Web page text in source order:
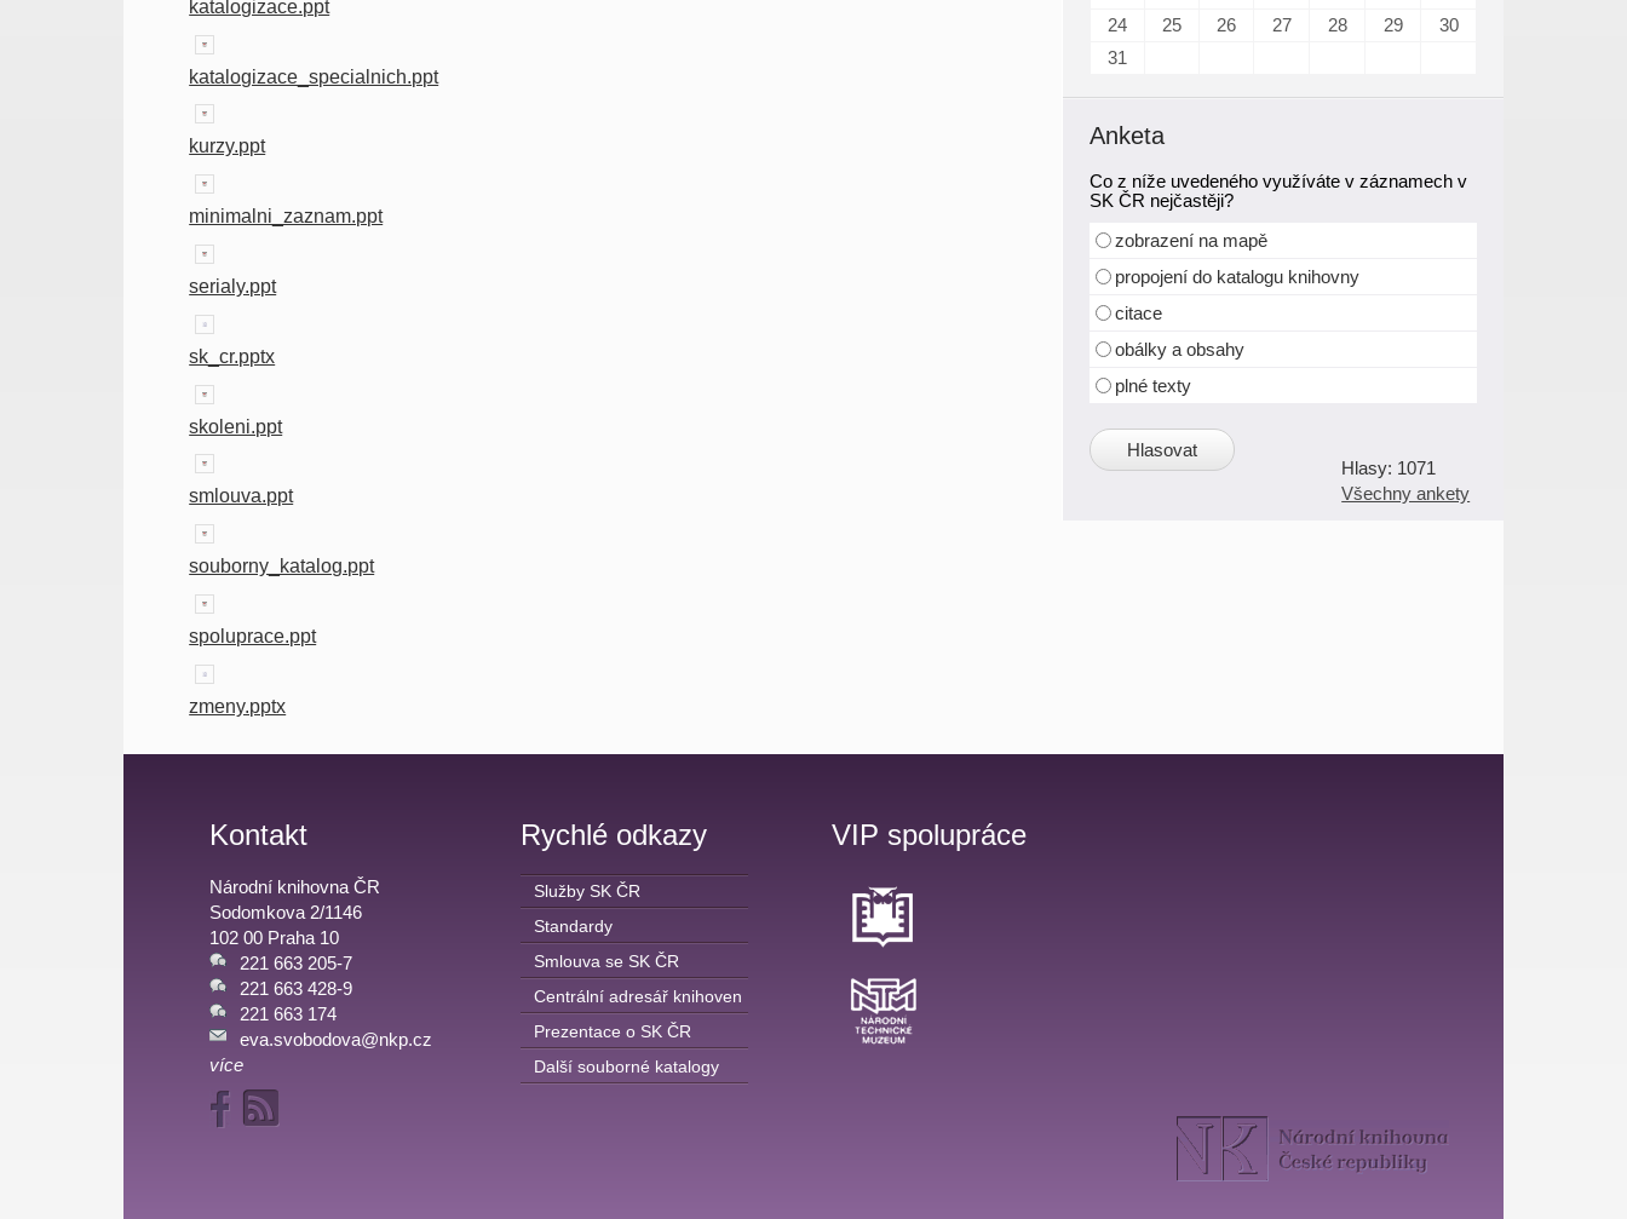
katalogizace.ppt
katalogizace_specialnich.ppt
kurzy.ppt
minimalni_zaznam.ppt
serialy.ppt
sk_cr.pptx
skoleni.ppt
smlouva.ppt
souborny_katalog.ppt
spoluprace.ppt
zmeny.pptx
24
25 26 27 28 29
30
31
Anketa
Co z níže uvedeného využíváte v záznamech v
SK ČR nejčastěji?
zobrazení na mapě
propojení do katalogu knihovny
citace
obálky a obsahy
plné texty
1071
Všechny ankety
Kontakt
Národní knihovna ČR
Sodomkova 2/1146
102 00 Praha 10
221 663 205-7
221 663 428-9
221 663 174
eva.svobodova@nkp.cz
více
Rychlé odkazy
Služby SK ČR
Standardy
Smlouva se SK ČR
Centrální adresář knihoven
Prezentace o SK ČR
Další souborné katalogy
VIP spolupráce